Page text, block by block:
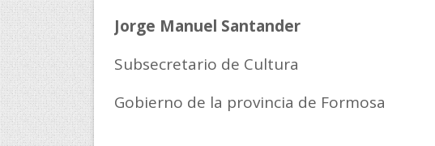
Jorge Manuel Santander
Subsecretario de Cultura
Gobierno de la provincia de Formosa